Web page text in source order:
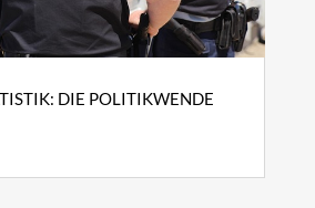
DIE POLITIKWENDE